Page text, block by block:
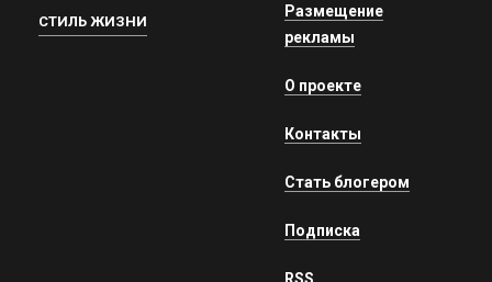
СТИЛЬ ЖИЗНИ
Размещение
рекламы
О проекте
Контакты
Стать блогером
Подписка